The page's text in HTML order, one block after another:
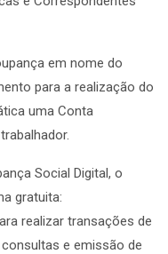
em nome do
para a realização do
uma Conta
Social Digital, o
gratuita:
realizar transações de
e emissão de